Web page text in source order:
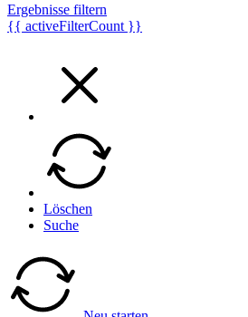
Ergebnisse filtern
{{ activeFilterCount }}
Löschen
Suche